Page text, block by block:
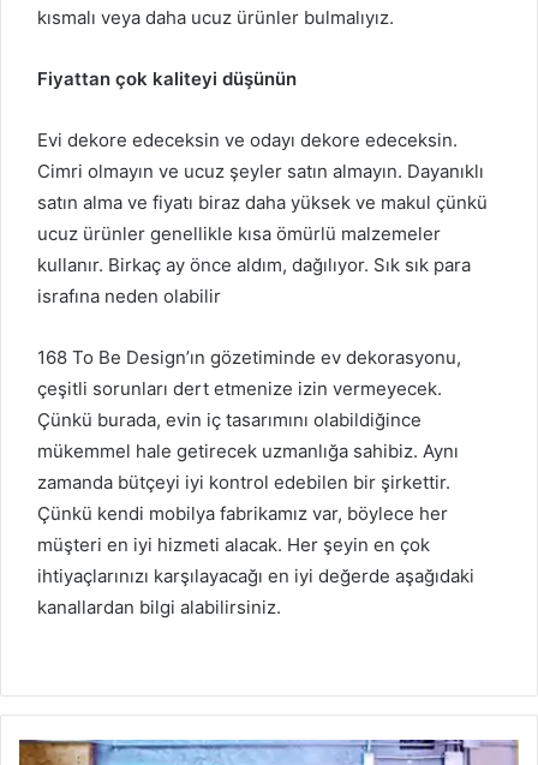
kısmalı veya daha ucuz ürünler bulmalıyız.
Fiyattan çok kaliteyi düşünün
Evi dekore edeceksin ve odayı dekore edeceksin.
Cimri olmayın ve ucuz şeyler satın almayın. Dayanıklı
satın alma ve fiyatı biraz daha yüksek ve makul çünkü
ucuz ürünler genellikle kısa ömürlü malzemeler
kullanır. Birkaç ay önce aldım, dağılıyor. Sık sık para
israfına neden olabilir
168 To Be Design’ın gözetiminde ev dekorasyonu,
çeşitli sorunları dert etmenize izin vermeyecek.
Çünkü burada, evin iç tasarımını olabildiğince
mükemmel hale getirecek uzmanlığa sahibiz. Aynı
zamanda bütçeyi iyi kontrol edebilen bir şirkettir.
Çünkü kendi mobilya fabrikamız var, böylece her
müşteri en iyi hizmeti alacak. Her şeyin en çok
ihtiyaçlarınızı karşılayacağı en iyi değerde aşağıdaki
kanallardan bilgi alabilirsiniz.